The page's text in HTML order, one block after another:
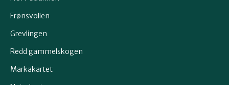
Frønsvollen
Grevlingen
Redd gammelskogen
Markakartet